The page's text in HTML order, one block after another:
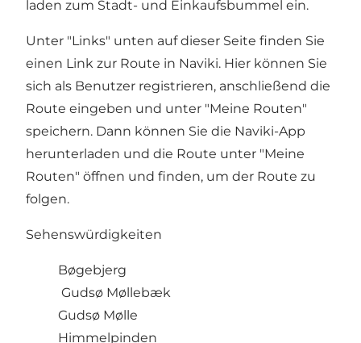
laden zum Stadt- und Einkaufsbummel ein.
Unter "Links" unten auf dieser Seite finden Sie
einen Link zur Route in Naviki. Hier können Sie
sich als Benutzer registrieren, anschließend die
Route eingeben und unter "Meine Routen"
speichern. Dann können Sie die Naviki-App
herunterladen und die Route unter "Meine
Routen" öffnen und finden, um der Route zu
folgen.
Sehenswürdigkeiten
Bøgebjerg
Gudsø Møllebæk
Gudsø Mølle
Himmelpinden